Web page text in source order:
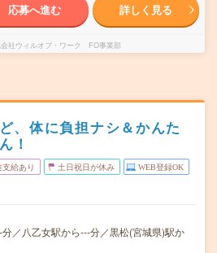
応募へ進む 詳しく見る
社ウィルオブ・ワーク FO事業部
、体に負担ナシ＆かんた
！
給あり 土日祝日が休み WEB登録OK
／八乙女駅から---分／黒松(宮城県)駅か